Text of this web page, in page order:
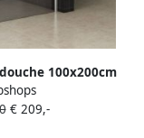
100x200cm
Mat Glas 8mm
Stabilisatiestang
€ 209,-